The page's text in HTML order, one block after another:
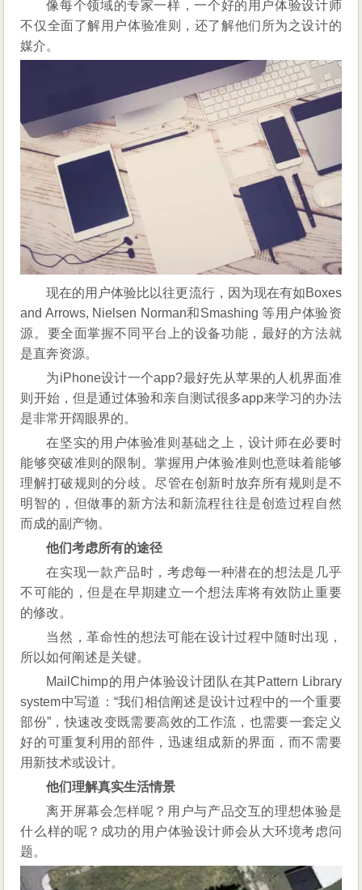
像每个领域的专家一样，一个好的用户体验设计师
不仅全面了解用户体验准则，还了解他们所为之设计的
媒介。
现在的用户体验比以往更流行，因为现在有如Boxes
and Arrows, Nielsen Norman和Smashing 等用户体验资
源。要全面掌握不同平台上的设备功能，最好的方法就
是直奔资源。
为iPhone设计一个app?最好先从苹果的人机界面准
则开始，但是通过体验和亲自测试很多app来学习的办法
是非常开阔眼界的。
在坚实的用户体验准则基础之上，设计师在必要时
能够突破准则的限制。掌握用户体验准则也意味着能够
理解打破规则的分歧。尽管在创新时放弃所有规则是不
明智的，但做事的新方法和新流程往往是创造过程自然
而成的副产物。
他们考虑所有的途径
在实现一款产品时，考虑每一种潜在的想法是几乎
不可能的，但是在早期建立一个想法库将有效防止重要
的修改。
当然，革命性的想法可能在设计过程中随时出现，
所以如何阐述是关键。
MailChimp的用户体验设计团队在其Pattern Library
system中写道：“我们相信阐述是设计过程中的一个重要
部份”，快速改变既需要高效的工作流，也需要一套定义
好的可重复利用的部件，迅速组成新的界面，而不需要
用新技术或设计。
他们理解真实生活情景
离开屏幕会怎样呢？用户与产品交互的理想体验是
什么样的呢？成功的用户体验设计师会从大环境考虑问
题。